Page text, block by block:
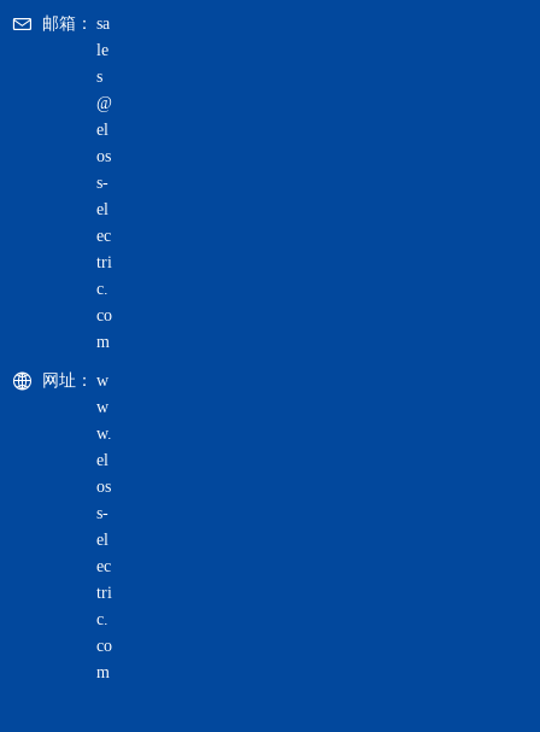
邮箱： sa
le
s
@
el
os
s-
el
ec
tri
c.
co
m
网址： w
w
w.
el
os
s-
el
ec
tri
c.
co
m